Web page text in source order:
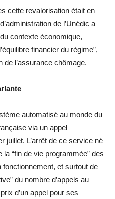
cette revalorisation était en
de l’Unédic a
contexte économique,
financier du régime”,
de l’assurance chômage.
automatisé au monde du
via un appel
juillet. L’arrêt de ce service né
“fin de vie programmée” des
et surtout de
du nombre d’appels au
d’un appel pour ses